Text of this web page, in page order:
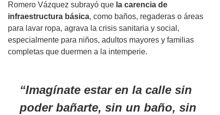
Romero Vázquez subrayó que la carencia de
infraestructura básica, como baños, regaderas o áreas
para lavar ropa, agrava la crisis sanitaria y social,
especialmente para niños, adultos mayores y familias
completas que duermen a la intemperie.
Imagínate estar en la calle sin
poder bañarte, sin un baño, sin